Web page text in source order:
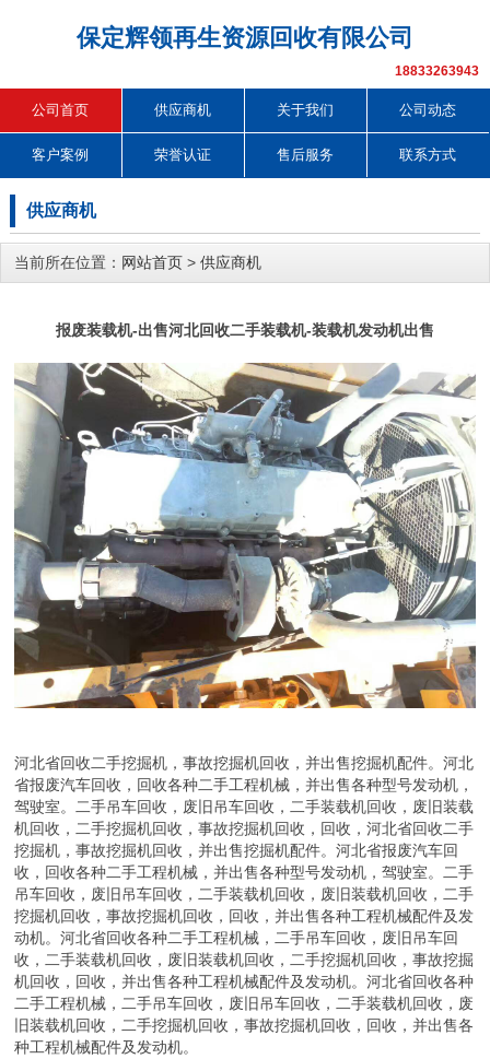
保定辉领再生资源回收有限公司
18833263943
公司首页 供应商机 关于我们 公司动态
客户案例 荣誉认证 售后服务 联系方式
供应商机
当前所在位置： 网站首页 > 供应商机
报废装载机-出售河北回收二手装载机-装载机发动机出售
河北省回收二手挖掘机，事故挖掘机回收，并出售挖掘机配件。河北
省报废汽车回收，回收各种二手工程机械，并出售各种型号发动机，
驾驶室。二手吊车回收，废旧吊车回收，二手装载机回收，废旧装载
机回收，二手挖掘机回收，事故挖掘机回收，回收，河北省回收二手
挖掘机，事故挖掘机回收，并出售挖掘机配件。河北省报废汽车回
收，回收各种二手工程机械，并出售各种型号发动机，驾驶室。二手
吊车回收，废旧吊车回收，二手装载机回收，废旧装载机回收，二手
挖掘机回收，事故挖掘机回收，回收，并出售各种工程机械配件及发
动机。河北省回收各种二手工程机械，二手吊车回收，废旧吊车回
收，二手装载机回收，废旧装载机回收，二手挖掘机回收，事故挖掘
机回收，回收，并出售各种工程机械配件及发动机。河北省回收各种
二手工程机械，二手吊车回收，废旧吊车回收，二手装载机回收，废
旧装载机回收，二手挖掘机回收，事故挖掘机回收，回收，并出售各
种工程机械配件及发动机。